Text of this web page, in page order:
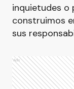
inquietudes o
construimos
sus
Ads